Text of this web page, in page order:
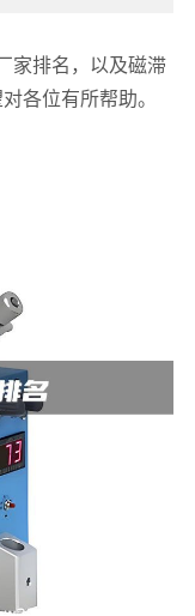
家排名，以及磁滞
各位有所帮助。